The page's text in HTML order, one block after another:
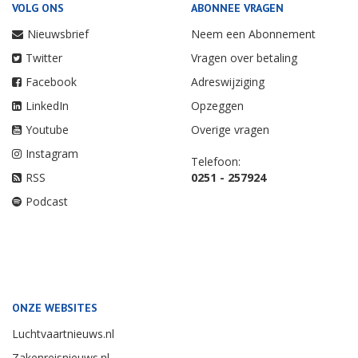
VOLG ONS
Nieuwsbrief
Twitter
Facebook
LinkedIn
Youtube
Instagram
RSS
Podcast
ABONNEE VRAGEN
Neem een Abonnement
Vragen over betaling
Adreswijziging
Opzeggen
Overige vragen
Telefoon:
0251 - 257924
ONZE WEBSITES
Luchtvaartnieuws.nl